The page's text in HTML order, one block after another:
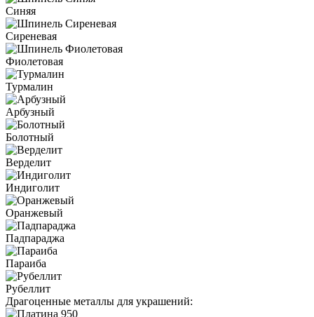
Синяя
Сиреневая
Фиолетовая
Турмалин
Арбузный
Болотный
Верделит
Индиголит
Оранжевый
Падпараджа
Параиба
Рубеллит
Драгоценные металлы для украшений: